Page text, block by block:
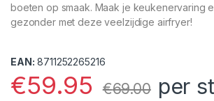
boeten op smaak. Maak je keukenervaring
gezonder met deze veelzijdige airfryer!
EAN: 8711252265216
€59.95 €69.00 per